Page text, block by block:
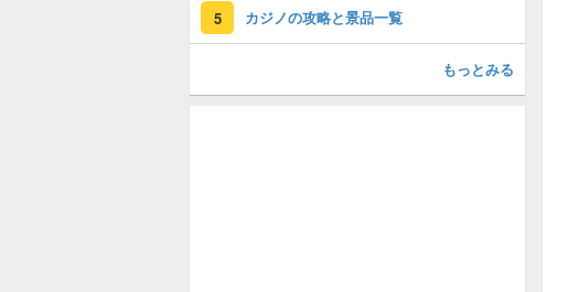
5 カジノの攻略と景品一覧
もっとみる